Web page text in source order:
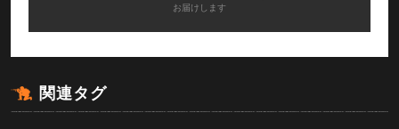
お届けします
関連タグ